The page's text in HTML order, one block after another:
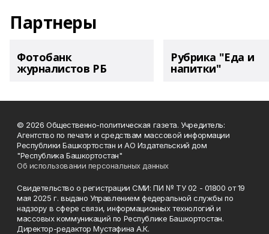
Партнеры
Фотобанк
журналистов РБ
Рубрика "Еда и
напитки"
© 2026 Общественно-политическая газета. Учредитель:
Агентство по печати и средствам массовой информации
Республики Башкортостан и АО Издательский дом
"Республика Башкортостан"
Об использовании персональных данных
Свидетельство о регистрации СМИ: ПИ № ТУ 02 - 01800 от 19
мая 2025 г. выдано Управлением федеральной службы по
надзору в сфере связи, информационных технологий и
массовых коммуникаций по Республике Башкортостан.
Директор-редактор Мустафина А.К.